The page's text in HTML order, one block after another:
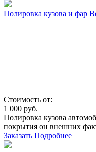
Полировка кузова и фар
Стоимость от:
1 000 руб.
Полировка кузова
покрытия он внешних
Заказать Подробнее